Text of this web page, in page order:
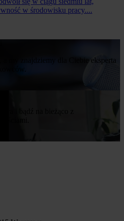
w środowisku pracy....
a my znajdziemy dla Ciebie eksperta